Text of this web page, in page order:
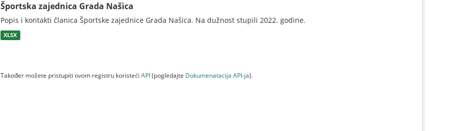
Športska zajednica Grada Našica
Popis i kontakti članica Športske zajednice Grada Našica. Na dužnost stupili 2022. godine.
XLSX
Također možete pristupiti ovom registru koristeći API(pogledajte Dokumenаtаcijа API-jа).